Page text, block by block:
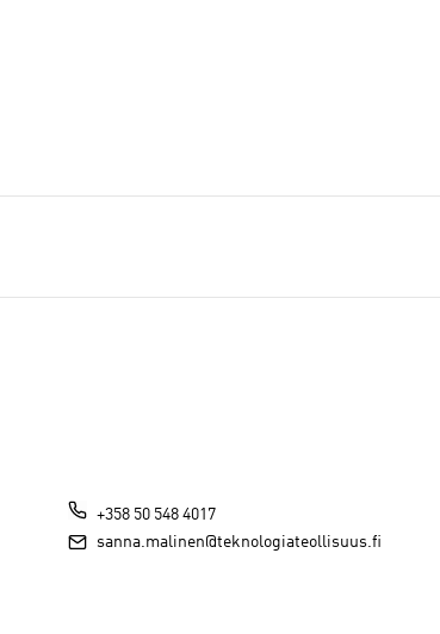
+358 50 548 4017
sanna.malinen@teknologiateollisuus.fi